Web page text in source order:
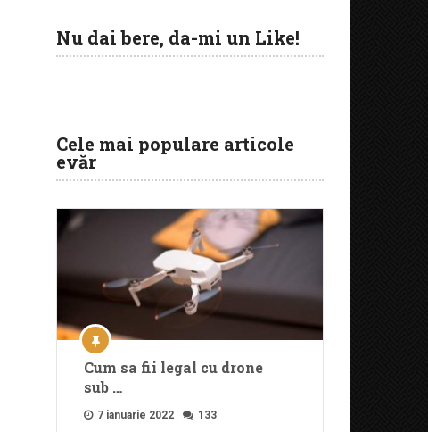
Nu dai bere, da-mi un Like!
Cele mai populare articole
evăr
Cum sa fii legal cu drone
sub …
7 ianuarie 2022 133